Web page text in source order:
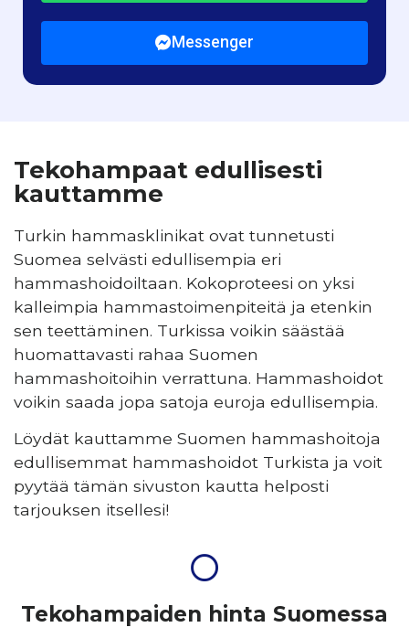
Messenger
Tekohampaat edullisesti
kauttamme
Turkin hammasklinikat ovat tunnetusti
Suomea selvästi edullisempia eri
hammashoidoiltaan. Kokoproteesi on yksi
kalleimpia hammastoimenpiteitä ja etenkin
sen teettäminen. Turkissa voikin säästää
huomattavasti rahaa Suomen
hammashoitoihin verrattuna. Hammashoidot
voikin saada jopa satoja euroja edullisempia.
Löydät kauttamme Suomen hammashoitoja
edullisemmat hammashoidot Turkista ja voit
pyytää tämän sivuston kautta helposti
tarjouksen itsellesi!
Tekohampaiden hinta Suomessa